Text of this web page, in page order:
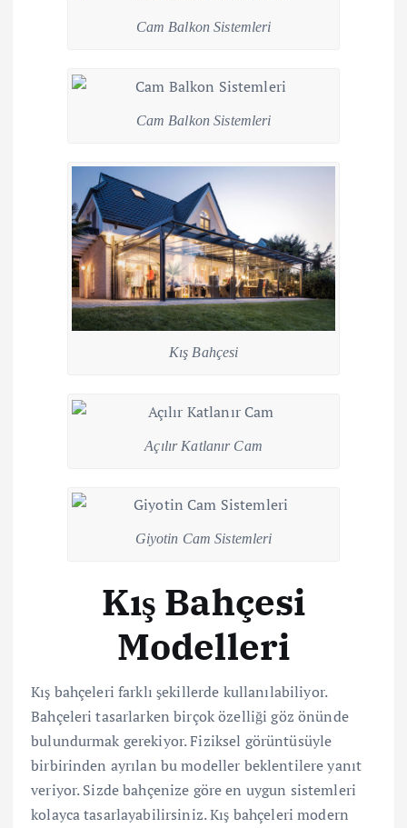
Cam Balkon Sistemleri
Cam Balkon Sistemleri
Kış Bahçesi
Açılır Katlanır Cam
Giyotin Cam Sistemleri
Kış Bahçesi
Modelleri
Kış bahçeleri farklı şekillerde kullanılabiliyor.
Bahçeleri tasarlarken birçok özelliği göz önünde
bulundurmak gerekiyor. Fiziksel görüntüsüyle
birbirinden ayrılan bu modeller beklentilere yanıt
veriyor. Sizde bahçenize göre en uygun sistemleri
kolayca tasarlayabilirsiniz. Kış bahçeleri modern